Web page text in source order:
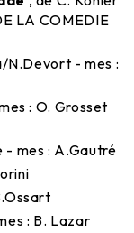
LA COMEDIE
N.Devort - mes :
: O. Grosset
- mes : A.Gautré
: B. Lazar